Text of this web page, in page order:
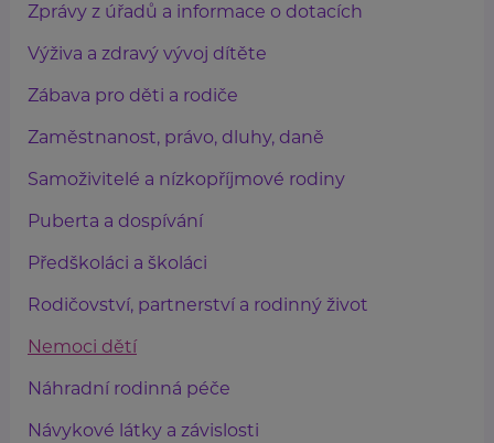
Zprávy z úřadů a informace o dotacích
Výživa a zdravý vývoj dítěte
Zábava pro děti a rodiče
Zaměstnanost, právo, dluhy, daně
Samoživitelé a nízkopříjmové rodiny
Puberta a dospívání
Předškoláci a školáci
Rodičovství, partnerství a rodinný život
Nemoci dětí
Náhradní rodinná péče
Návykové látky a závislosti